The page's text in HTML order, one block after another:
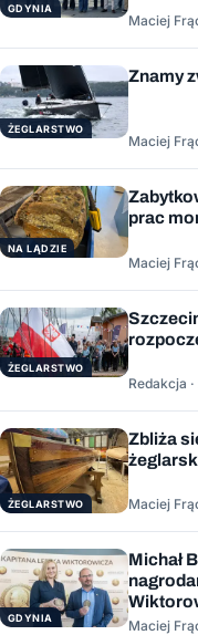
GDYNIA
Maciej
ŻEGLARSTWO
Znamy
Maciej
NA LĄDZIE
prac
Maciej
ŻEGLARSTWO
Redakcja ·
ŻEGLARSTWO
Zbliża
Maciej
GDYNIA
Michał
Maciej